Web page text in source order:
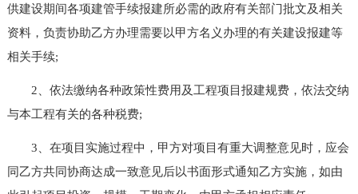
供建设期间各项建管手续报建所必需的政府有关部门批文及相关
资料，负责协助乙方办理需要以甲方名义办理的有关建设报建等
相关手续;
2、依法缴纳各种政策性费用及工程项目报建规费，依法交纳
与本工程有关的各种税费;
3、在项目实施过程中，甲方对项目有重大调整意见时，应会
同乙方共同协商达成一致意见后以书面形式通知乙方实施，如由